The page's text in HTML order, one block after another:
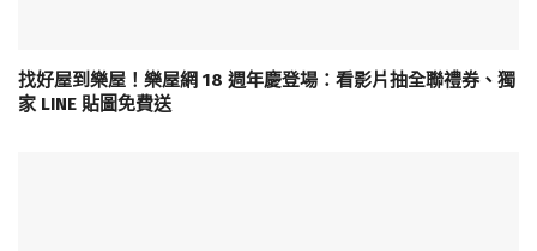
找好屋到樂屋！樂屋網 18 週年慶登場：看影片抽全聯禮券、獨
家 LINE 貼圖免費送